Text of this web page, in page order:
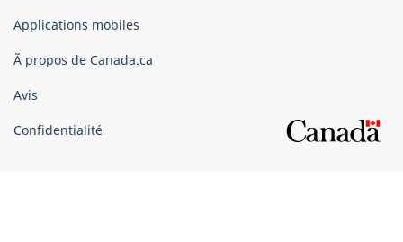
gouvernement
Canada
Applications mobiles
Ã propos de Canada.ca
Avis
Confidentialité